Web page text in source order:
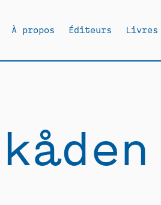
À propos Éditeurs Livres